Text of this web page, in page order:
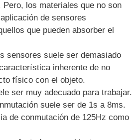
los materiales que no son
de sensores
que pueden absorber el
sensores suele ser demasiado
inherente de no
físico con el objeto.
ser muy adecuado para trabajar.
suele ser de 1s a 8ms.
de conmutación de 125Hz como